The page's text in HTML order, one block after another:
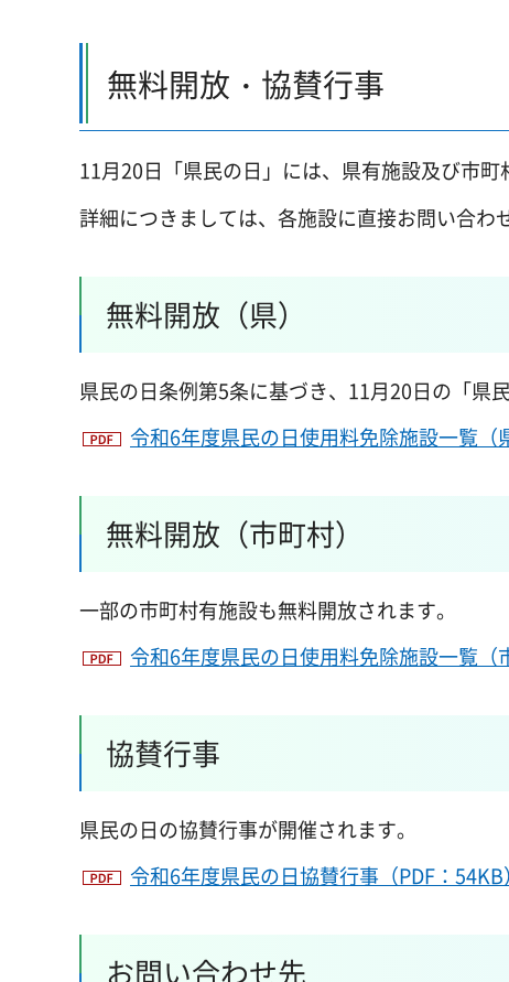
無料開放・協賛行事
11月20日「県民の日」には、県有施設及び市
詳細につきましては、各施設に直接お問い合わ
無料開放（県）
県民の日条例第5条に基づき、11月20日の「県
令和6年度県民の日使用料免除施設一覧（
無料開放（市町村）
一部の市町村有施設も無料開放されます。
令和6年度県民の日使用料免除施設一覧（
協賛行事
県民の日の協賛行事が開催されます。
令和6年度県民の日協賛行事（PDF：54KB）
お問い合わせ先